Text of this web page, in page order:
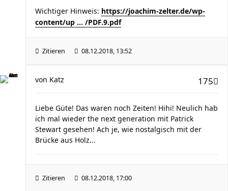
Wichtiger Hinweis: https://joachim-zelter.de/wp-
content/up ... /PDF.9.pdf
Zitieren 08.12.2018, 13:52
175
von Katz
Liebe Güte! Das waren noch Zeiten! Hihi! Neulich hab
ich mal wieder the next generation mit Patrick
Stewart gesehen! Ach je, wie nostalgisch mit der
Brücke aus Holz...
Zitieren 08.12.2018, 17:00